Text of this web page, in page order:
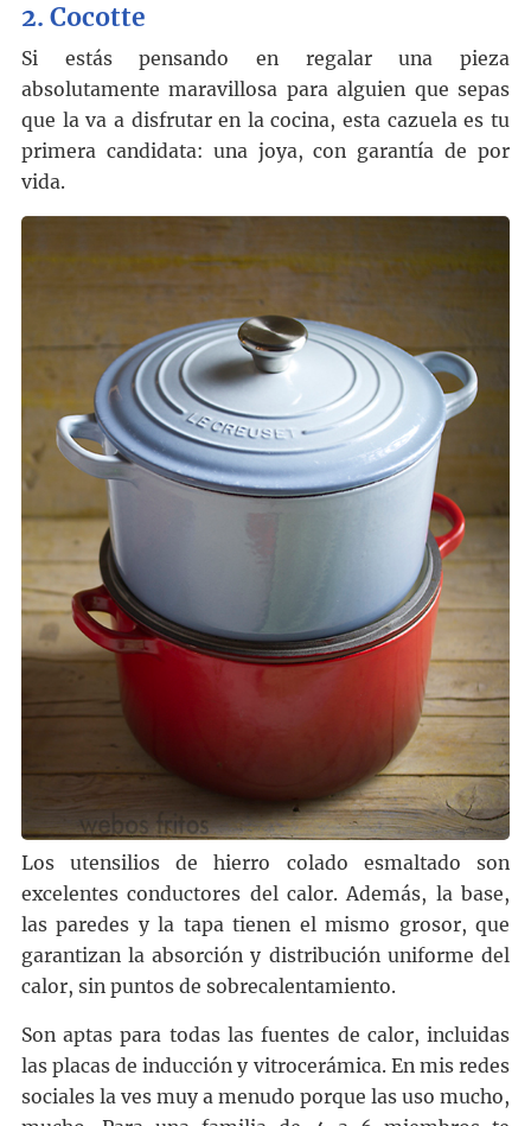
2. Cocotte
Si estás pensando en regalar una pieza
absolutamente maravillosa para alguien que sepas
que la va a disfrutar en la cocina, esta cazuela es tu
primera candidata: una joya, con garantía de por
vida.
Los utensilios de hierro colado esmaltado son
excelentes conductores del calor. Además, la base,
las paredes y la tapa tienen el mismo grosor, que
garantizan la absorción y distribución uniforme del
calor, sin puntos de sobrecalentamiento.
Son aptas para todas las fuentes de calor, incluidas
las placas de inducción y vitrocerámica. En mis redes
sociales la ves muy a menudo porque las uso mucho,